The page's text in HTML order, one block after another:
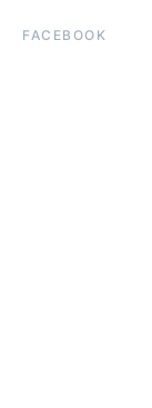
FACEBOOK